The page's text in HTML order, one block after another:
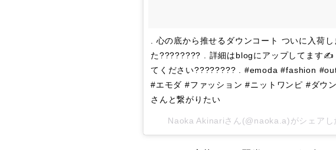
. 心の底から推せるダウンコート ついに入荷
た???????? . 詳細はblogにアップしてます✍️
てください???????? . #emoda #fashion
#エモダ #ファッション #ニットワンピ #ダウ
さんと繋がりたい
Naoka Akinariさん(@naoka.a)がシェアし